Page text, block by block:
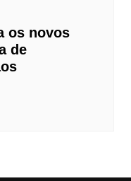
os novos
de